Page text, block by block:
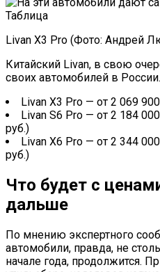
Livan X3 Pro (Фото: Андрей
Китайский Livan, в свою
своих автомобилей в
Livan X3 Pro — от 2 069
Livan S6 Pro — от 2 184
руб.)
Livan X6 Pro — от 2 344
руб.)
Что будет с
дальше
По мнению экспертного
автомобили, правда, не
начале года, продолжится.